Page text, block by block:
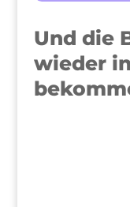
Und die
wieder